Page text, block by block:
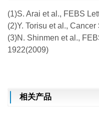
(1)S. Arai et al., FEBS
(2)Y. Torisu et al.,
(3)N. Shinmen et al.,
1922(2009)
相关产品